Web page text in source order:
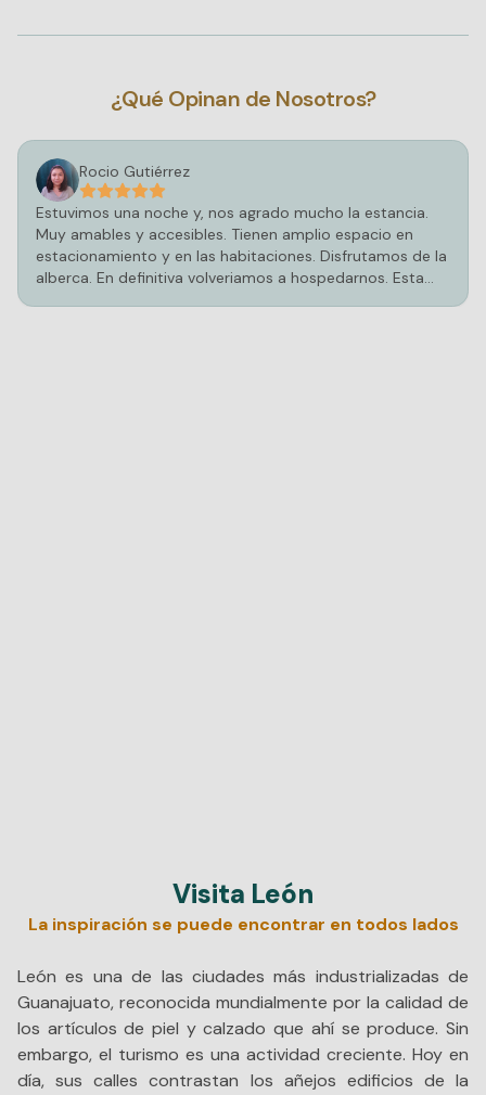
¿Qué Opinan de Nosotros?
Rocio Gutiérrez
Estuvimos una noche y, nos agrado mucho la estancia.
Muy amables y accesibles. Tienen amplio espacio en
estacionamiento y en las habitaciones. Disfrutamos de la
alberca. En definitiva volveriamos a hospedarnos. Esta
Visita León
La inspiración se puede encontrar en todos lados
León es una de las ciudades más industrializadas de
Guanajuato, reconocida mundialmente por la calidad de
los artículos de piel y calzado que ahí se produce. Sin
embargo, el turismo es una actividad creciente. Hoy en
día, sus calles contrastan los añejos edificios de la